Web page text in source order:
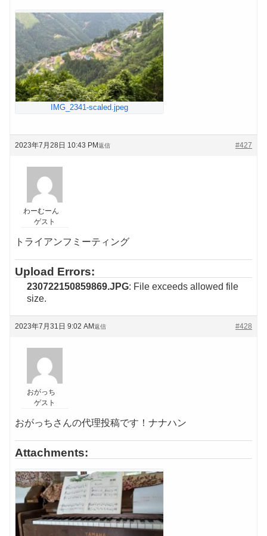
IMG_2341-scaled.jpeg
2023年7月28日 10:43 PM #427
返信
わーむーん
ゲスト
トライアンフミーティング
Upload Errors:
230722150859869.JPG: File exceeds allowed file
size.
2023年7月31日 9:02 AM #428
返信
おがっち
ゲスト
おがっちさんの代理投稿です！ナナハン
Attachments: